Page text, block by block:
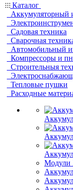
Каталог
Аккумуляторный
Садовая техника
Сварочная
Автомобильный
Компрессоры и
Строительныя
Тепловые пушки
Расходные
Модули